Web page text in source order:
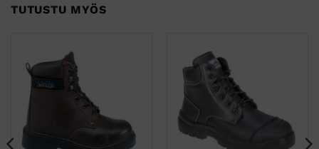
TUTUSTU MYÖS